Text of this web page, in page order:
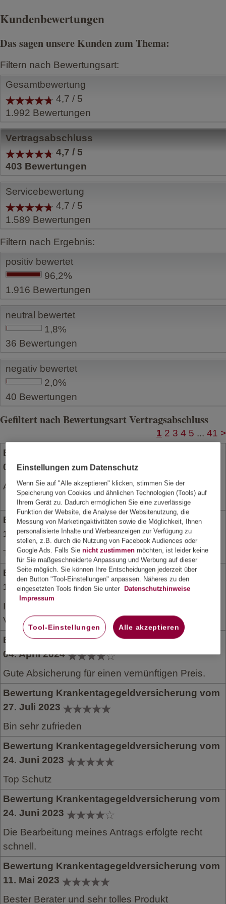
Kundenbewertungen
Das sagen unsere Kunden zum Thema:
Filtern nach Bewertungsart:
Gesamtbewertung
4,7 / 5
1.992 Bewertungen
Vertragsabschluss
4,7 / 5
403 Bewertungen
Servicebewertung
4,7 / 5
1.589 Bewertungen
Filtern nach Ergebnis:
positiv bewertet
96,2%
1.916 Bewertungen
neutral bewertet
1,8%
36 Bewertungen
negativ bewertet
2,0%
40 Bewertungen
Gefiltert nach Bewertungsart Vertragsabschluss
1 2 3 4 5 ... 41 >
Bewertung Krankentagegeldversicherung vom
08. Oktober 2025
Alles OK und eine Weiterempfehlung wert.
Bewertung Krankentagegeldversicherung vom
10. Juli 2025
Top. Weiter so
Bewertung Krankentagegeldversicherung vom
12. Juli 2024
Ich kann mich noch nicht dazu äußern, da ich die
Versicherung gerade erst abgeschlossen habe.
Bewertung Krankentagegeldversicherung vom
04. April 2024
Gute Absicherung für einen vernünftigen Preis.
Bewertung Krankentagegeldversicherung vom
27. Juli 2023
Bin sehr zufrieden
Bewertung Krankentagegeldversicherung vom
24. Juni 2023
Top Schutz
Bewertung Krankentagegeldversicherung vom
24. Juni 2023
Die Bearbeitung meines Antrags erfolgte recht
schnell.
Bewertung Krankentagegeldversicherung vom
11. Mai 2023
Bester Berater und sehr tolles Produkt
Einstellungen zum Datenschutz
Wenn Sie auf "Alle akzeptieren" klicken, stimmen Sie der
Speicherung von Cookies und ähnlichen Technologien (Tools) auf
Ihrem Gerät zu. Dadurch ermöglichen Sie eine zuverlässige
Funktion der Website, die Analyse der Websitenutzung, die
Messung von Marketingaktivitäten sowie die Möglichkeit, Ihnen
personalisierte Inhalte und Werbeanzeigen zur Verfügung zu
stellen, z.B. durch die Nutzung von Facebook Audiences oder
Google Ads. Falls Sienicht zustimmen möchten, ist leider keine
für Sie maßgeschneiderte Anpassung und Werbung auf dieser
Seite möglich. Sie können Ihre Entscheidungen jederzeit über
den Button "Tool-Einstellungen" anpassen. Näheres zu den
eingesetzten Tools finden Sie unter
Datenschutzhinweise
Impressum
Tool-Einstellungen Alle akzeptieren